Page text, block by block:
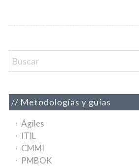
Metodologías y guías
Ágiles
ITIL
CMMI
PMBOK